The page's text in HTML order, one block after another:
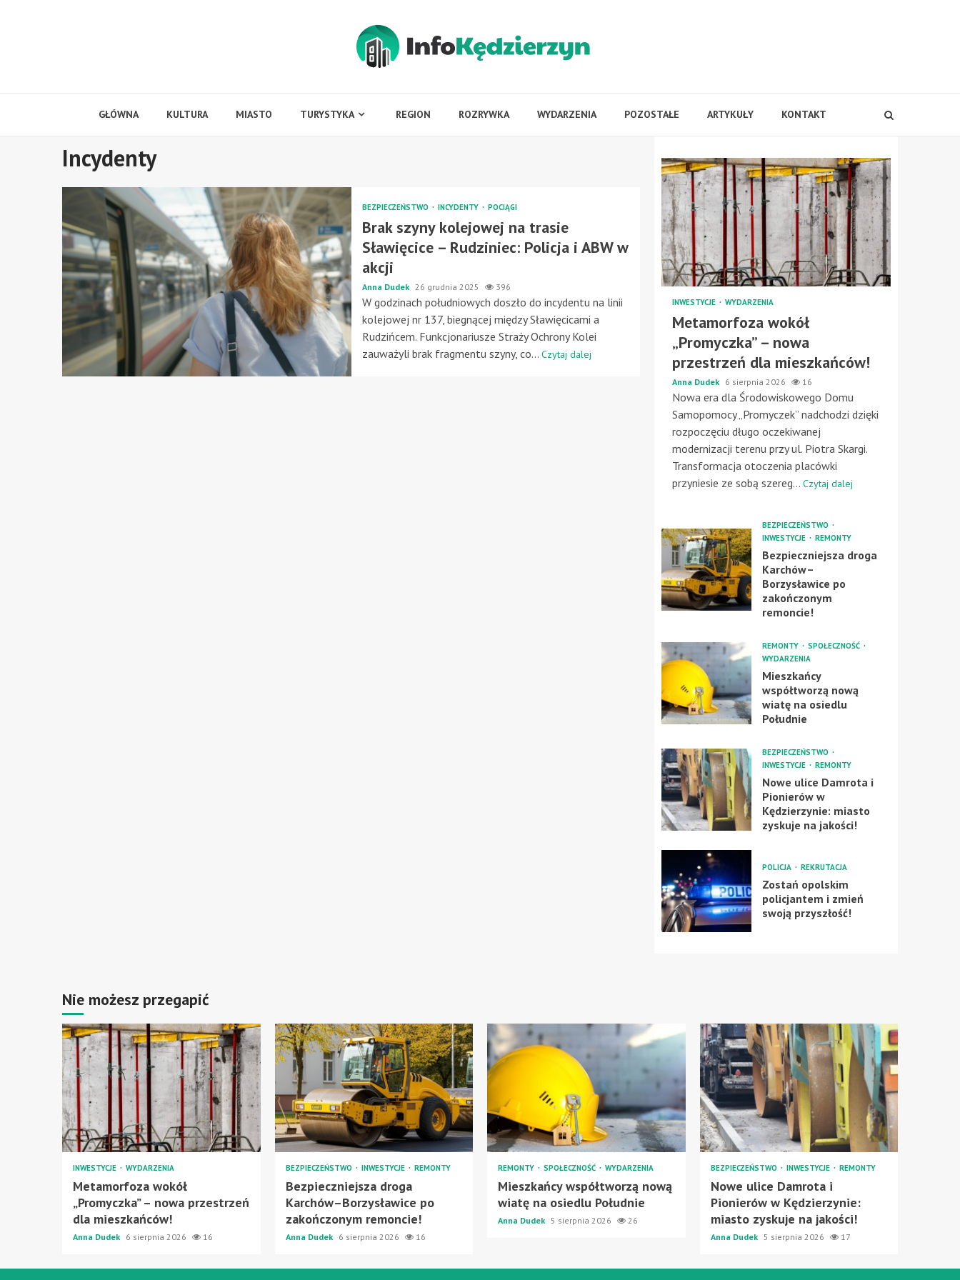
GŁÓWNA KULTURA MIASTO TURYSTYKA REGION ROZRYWKA WYDARZENIA POZOSTAŁE ARTYKUŁY KONTAKT
Incydenty
BEZPIECZEŃSTWO INCYDENTY POCIĄGI
Brak szyny kolejowej na trasie
Sławięcice – Rudziniec: Policja i ABW w
akcji
Anna Dudek 26 grudnia 2025 396
W godzinach południowych doszło do incydentu na linii
kolejowej nr 137, biegnącej między Sławięcicami a
Rudzińcem. Funkcjonariusze Straży Ochrony Kolei
zauważyli brak fragmentu szyny, co... Czytaj dalej
INWESTYCJE WYDARZENIA
Metamorfoza wokół
„Promyczka” – nowa
przestrzeń dla mieszkańców!
Anna Dudek 6 sierpnia 2026 16
Nowa era dla Środowiskowego Domu
Samopomocy „Promyczek” nadchodzi dzięki
rozpoczęciu długo oczekiwanej
modernizacji terenu przy ul. Piotra Skargi.
Transformacja otoczenia placówki
przyniesie ze sobą szereg... Czytaj dalej
BEZPIECZEŃSTWO
INWESTYCJE
REMONTY
Bezpieczniejsza droga
Karchów–
Borzysławice po
zakończonym
remoncie!
REMONTY
SPOŁECZNOŚĆ
WYDARZENIA
Mieszkańcy
współtworzą nową
wiatę na osiedlu
Południe
BEZPIECZEŃSTWO
INWESTYCJE
REMONTY
Nowe ulice Damrota i
Pionierów w
Kędzierzynie: miasto
zyskuje na jakości!
POLICJA REKRUTACJA
Zostań opolskim
policjantem i zmień
swoją przyszłość!
Nie możesz przegapić
INWESTYCJE WYDARZENIA
Metamorfoza wokół
„Promyczka” – nowa przestrzeń
dla mieszkańców!
Anna Dudek 6 sierpnia 2026 16
BEZPIECZEŃSTWO INWESTYCJE REMONTY
Bezpieczniejsza droga
Karchów–Borzysławice po
zakończonym remoncie!
Anna Dudek 6 sierpnia 2026 16
REMONTY SPOŁECZNOŚĆ WYDARZENIA
Mieszkańcy współtworzą nową
wiatę na osiedlu Południe
Anna Dudek 5 sierpnia 2026 26
BEZPIECZEŃSTWO INWESTYCJE REMONTY
Nowe ulice Damrota i
Pionierów w Kędzierzynie:
miasto zyskuje na jakości!
Anna Dudek 5 sierpnia 2026 17